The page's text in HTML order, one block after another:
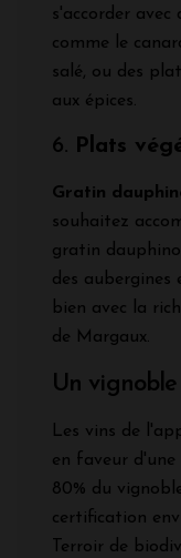
s'accorder avec
comme le
salé, ou des
aux épices.
6. Plats
Gratin
souhaitez
gratin
des
bien avec la
de Margaux.
Un
Les vins de
en faveur
80% du
certification
Terroir de